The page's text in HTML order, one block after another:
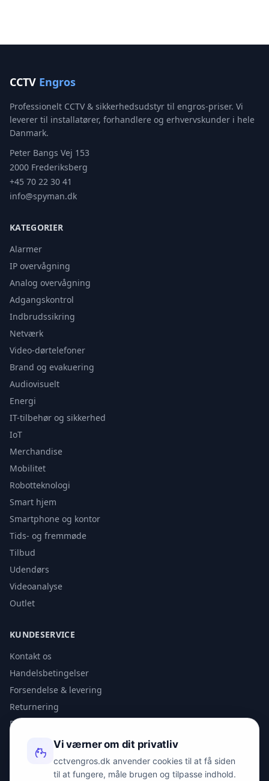
CCTV Engros
Professionelt CCTV & sikkerhedsudstyr til engros-priser. Vi
leverer til installatører, forhandlere og erhvervskunder i hele
Danmark.
Peter Bangs Vej 153
2000 Frederiksberg
+45 70 22 30 41
info@spyman.dk
KATEGORIER
Alarmer
IP overvågning
Analog overvågning
Adgangskontrol
Indbrudssikring
Netværk
Video-dørtelefoner
Brand og evakuering
Audiovisuelt
Energi
IT-tilbehør og sikkerhed
IoT
Merchandise
Mobilitet
Robotteknologi
Smart hjem
Smartphone og kontor
Tids- og fremmøde
Tilbud
Udendørs
Videoanalyse
Outlet
KUNDESERVICE
Kontakt os
Handelsbetingelser
Forsendelse & levering
Returnering
Privatlivspolitik
KONTAKT
info@spyman.dk
Vi værner om dit privatliv
cctvengros.dk anvender cookies til at få siden
til at fungere, måle brugen og tilpasse indhold.